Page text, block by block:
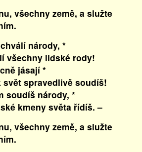
všechny země, a služte
národy, *
lidské rody!
jásají *
spravedlivě soudíš!
soudíš národy, *
kmeny světa řídíš. –
všechny země, a služte